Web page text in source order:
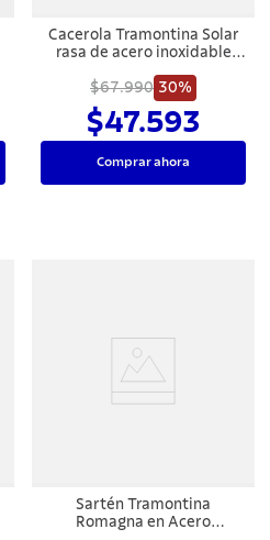
Cacerola Tramontina Solar
rasa de acero inoxidable
16 cm 1,4 L
$67.990 30%
$47.593
Comprar ahora
Sartén Tramontina
Romagna en Acero